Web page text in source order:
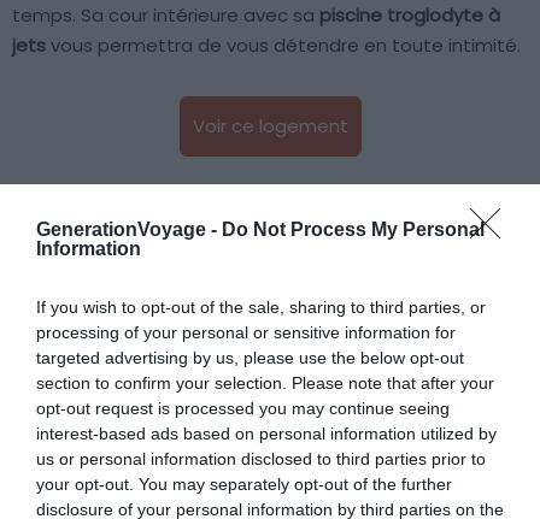
GenerationVoyage - Do Not Process My Personal
Information
If you wish to opt-out of the sale, sharing to third parties, or
processing of your personal or sensitive information for
targeted advertising by us, please use the below opt-out
section to confirm your selection. Please note that after your
opt-out request is processed you may continue seeing
interest-based ads based on personal information utilized by
us or personal information disclosed to third parties prior to
your opt-out. You may separately opt-out of the further
disclosure of your personal information by third parties on the
temps. Sa cour intérieure avec sa piscine troglodyte à
jetsvous permettra de vous détendre en toute intimité.
Voir ce logement
Luxe et perspective unique sur les